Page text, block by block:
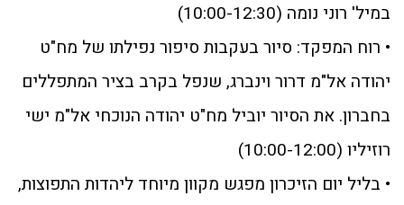
במיל' רוני נומה (10:00-12:30)
• רוח המפקד: סיור בעקבות סיפור נפילתו של מח"ט
יהודה אל"מ דרור וינברג, שנפל בקרב בציר המתפללים
בחברון. את הסיור יוביל מח"ט יהודה הנוכחי אל"מ ישי
רוזיליו (10:00-12:00)
• בליל יום הזיכרון מפגש מקוון מיוחד ליהדות התפוצות,